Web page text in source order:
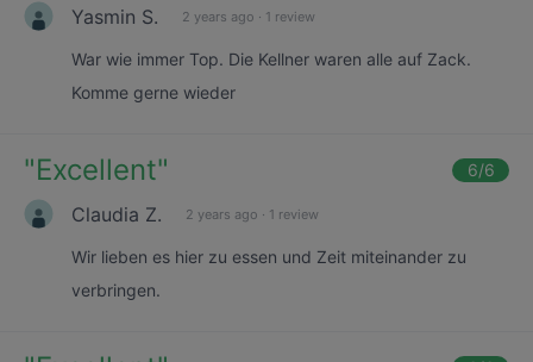
Yasmin S. 2 years ago · 1 review
War wie immer Top. Die Kellner waren alle auf Zack.
Komme gerne wieder
"Excellent" 6/6
Claudia Z. 2 years ago · 1 review
Wir lieben es hier zu essen und Zeit miteinander zu
verbringen.